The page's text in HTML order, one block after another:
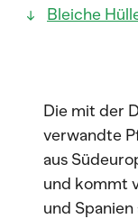
Bleiche
Die mit der
verwandte
aus
und kommt
und